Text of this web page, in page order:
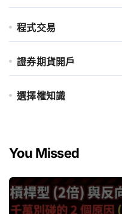
程式交易
證券期貨開戶
選擇權知識
You Missed